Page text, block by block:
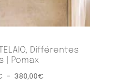
Différentes
| Pomax
– 380,00€